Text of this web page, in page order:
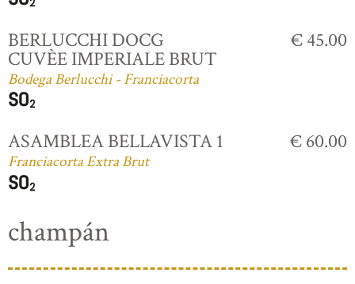
BERLUCCHI DOCG
CUVÈE IMPERIALE BRUT
Bodega Berlucchi - Franciacorta
€ 45.00
ASAMBLEA BELLAVISTA 1
Franciacorta Extra Brut
€ 60.00
champán